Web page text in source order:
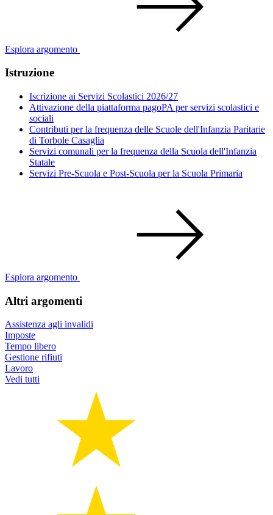
Esplora argomento
Istruzione
Iscrizione ai Servizi Scolastici 2026/27
Attivazione della piattaforma pagoPA per servizi scolastici e
sociali
Contributi per la frequenza delle Scuole dell'Infanzia Paritarie
di Torbole Casaglia
Servizi comunali per la frequenza della Scuola dell'Infanzia
Statale
Servizi Pre-Scuola e Post-Scuola per la Scuola Primaria
Esplora argomento
Altri argomenti
Assistenza agli invalidi
Imposte
Tempo libero
Gestione rifiuti
Lavoro
Vedi tutti